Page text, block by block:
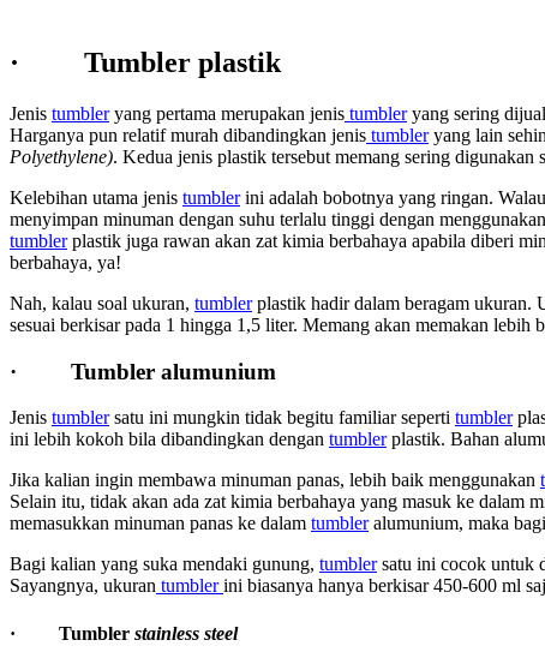
· Tumbler plastik
Jenis tumbleryang pertama merupakan jenis tumbleryang sering
Harganya pun relatif murah dibandingkan jenis tumbleryang lain
Polyethylene). Kedua jenis plastik tersebut memang sering
Kelebihan utama jenis tumblerini adalah bobotnya yang ringan.
menyimpan minuman dengan suhu terlalu tinggi dengan
tumblerplastik juga rawan akan zat kimia berbahaya apabila diberi
berbahaya, ya!
Nah, kalau soal ukuran, tumblerplastik hadir dalam beragam ukuran.
sesuai berkisar pada 1 hingga 1,5 liter. Memang akan memakan
· Tumbler alumunium
Jenis tumblersatu ini mungkin tidak begitu familiar seperti tumbler
ini lebih kokoh bila dibandingkan dengan tumblerplastik. Bahan
Jika kalian ingin membawa minuman panas, lebih baik menggunakan
Selain itu, tidak akan ada zat kimia berbahaya yang masuk ke dalam
memasukkan minuman panas ke dalam tumbleralumunium, maka
Bagi kalian yang suka mendaki gunung, tumblersatu ini cocok untuk
Sayangnya, ukuran tumblerini biasanya hanya berkisar 450-600 ml
· Tumbler stainless steel